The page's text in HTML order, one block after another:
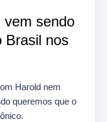
vem sendo
Brasil nos
Harold nem
queremos que o